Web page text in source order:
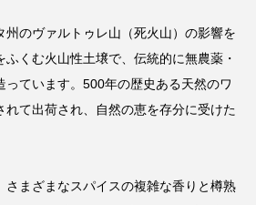
州のヴァルトゥレ山（死火山）の影響を
くむ火山性土壌で、伝統的に無農薬・
っています。500年の歴史ある天然のワ
れて出荷され、自然の恵を存分に受けた
さまざまなスパイスの複雑な香りと樽熟